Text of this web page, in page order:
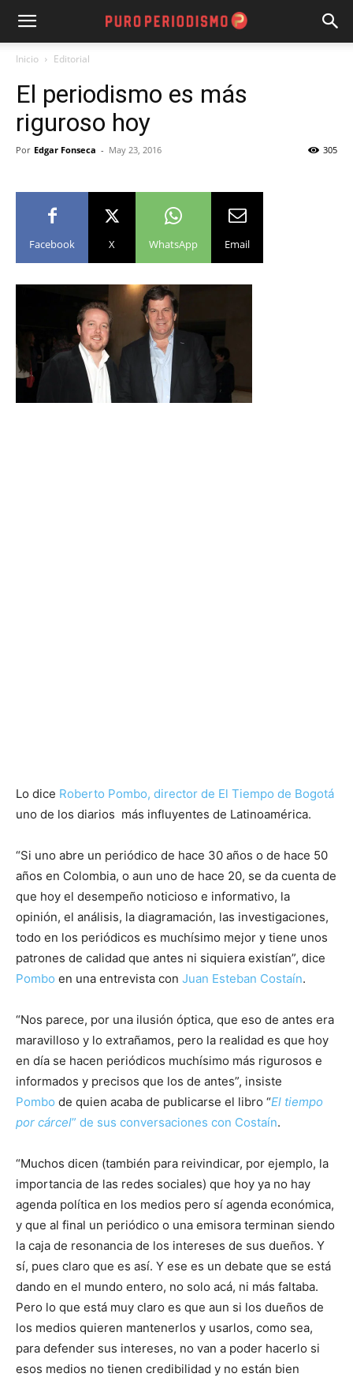
Inicio Editorial
El periodismo es más
riguroso hoy
Por Edgar Fonseca - May 23, 2016 305
Facebook X WhatsApp Email
Lo dice Roberto Pombo, director de El Tiempo de Bogotá
uno de los diarios más influyentes de Latinoamérica.
“Si uno abre un periódico de hace 30 años o de hace 50
años en Colombia, o aun uno de hace 20, se da cuenta de
que hoy el desempeño noticioso e informativo, la
opinión, el análisis, la diagramación, las investigaciones,
todo en los periódicos es muchísimo mejor y tiene unos
patrones de calidad que antes ni siquiera existían”, dice
Pombo en una entrevista con Juan Esteban Costaín.
“Nos parece, por una ilusión óptica, que eso de antes era
maravilloso y lo extrañamos, pero la realidad es que hoy
en día se hacen periódicos muchísimo más rigurosos e
informados y precisos que los de antes”, insiste
Pombo de quien acaba de publicarse el libro “El tiempo
por cárcel” de sus conversaciones con Costaín.
“Muchos dicen (también para reivindicar, por ejemplo, la
importancia de las redes sociales) que hoy ya no hay
agenda política en los medios pero sí agenda económica,
y que al final un periódico o una emisora terminan siendo
la caja de resonancia de los intereses de sus dueños. Y
sí, pues claro que es así. Y ese es un debate que se está
dando en el mundo entero, no solo acá, ni más faltaba.
Pero lo que está muy claro es que aun si los dueños de
los medios quieren mantenerlos y usarlos, como sea,
para defender sus intereses, no van a poder hacerlo si
esos medios no tienen credibilidad y no están bien